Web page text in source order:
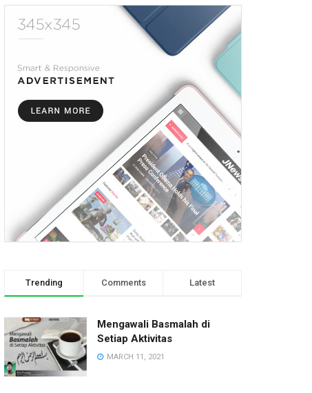
Trending Comments Latest
Mengawali Basmalah di
Setiap Aktivitas
MARCH 11, 2021